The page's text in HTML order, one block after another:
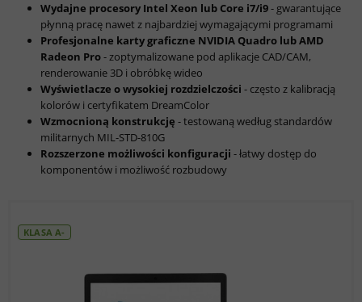
Wydajne procesory Intel Xeon lub Core i7/i9- gwarantujące
płynną pracę nawet z najbardziej wymagającymi programami
Profesjonalne karty graficzne NVIDIA Quadro lub AMD
Radeon Pro- zoptymalizowane pod aplikacje CAD/CAM,
renderowanie 3D i obróbkę wideo
Wyświetlacze o wysokiej rozdzielczości - często z kalibracją
kolorów i certyfikatem DreamColor
Wzmocnioną konstrukcję - testowaną według standardów
militarnych MIL-STD-810G
Rozszerzone możliwości konfiguracji - łatwy dostęp do
komponentów i możliwość rozbudowy
KLASA A-